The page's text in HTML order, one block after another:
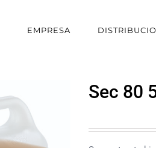
EMPRESA
Sec 80